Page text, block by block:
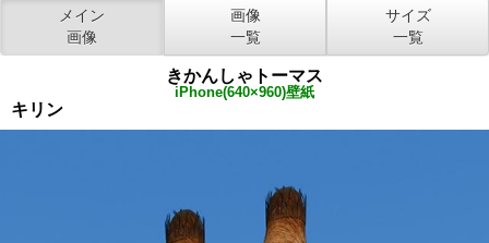
メイン
画像
画像
一覧
サイズ
一覧
きかんしゃトーマス
iPhone(640×960)壁紙
キリン